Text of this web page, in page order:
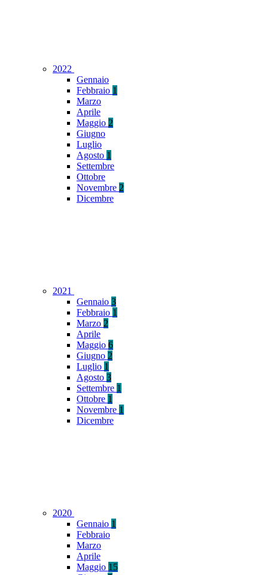
2022
Gennaio
Febbraio 1
Marzo
Aprile
Maggio 2
Giugno
Luglio
Agosto 1
Settembre
Ottobre
Novembre 2
Dicembre
2021
Gennaio 3
Febbraio 1
Marzo 2
Aprile
Maggio 6
Giugno 2
Luglio 1
Agosto 3
Settembre 1
Ottobre 1
Novembre 1
Dicembre
2020
Gennaio 1
Febbraio
Marzo
Aprile
Maggio 15